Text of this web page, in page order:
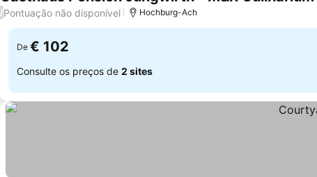
/Pontuação não disponível Hochburg-Ach
De € 102
Consulte os preços de 2 sites